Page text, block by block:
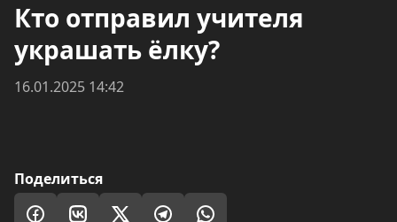
Кто отправил учителя
украшать ёлку?
16.01.2025 14:42
Поделиться